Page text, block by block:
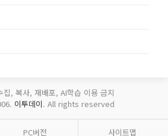
집, 복사, 재배포, AI학습 이용 금지
이투데이. All rights reserved
PC버전 사이트맵